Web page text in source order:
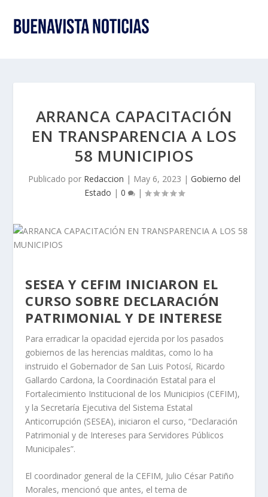
ARRANCA CAPACITACIÓN
EN TRANSPARENCIA A LOS
58 MUNICIPIOS
Publicado por Redaccion | May 6, 2023 | Gobierno del
Estado | 0 |
SESEA Y CEFIM INICIARON EL
CURSO SOBRE DECLARACIÓN
PATRIMONIAL Y DE INTERESE
Para erradicar la opacidad ejercida por los pasados
gobiernos de las herencias malditas, como lo ha
instruido el Gobernador de San Luis Potosí, Ricardo
Gallardo Cardona, la Coordinación Estatal para el
Fortalecimiento Institucional de los Municipios (CEFIM),
y la Secretaría Ejecutiva del Sistema Estatal
Anticorrupción (SESEA), iniciaron el curso, “Declaración
Patrimonial y de Intereses para Servidores Públicos
Municipales”.
El coordinador general de la CEFIM, Julio César Patiño
Morales, mencionó que antes, el tema de